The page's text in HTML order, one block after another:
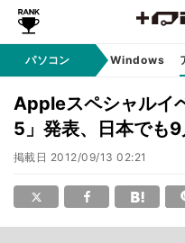
パソコン Windows
Appleスペシャルイ
5」発表、日本でも
掲載日 2012/09/13 02:21